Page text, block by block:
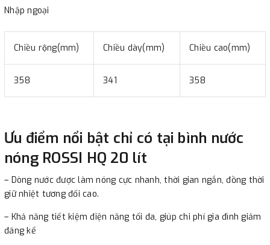
hoặc với những đơn đặt hàng ngoài nội thành Hà Nội.
- Sau khi có thông tin xác thực đã chuyển tiền của quý
khách, chúng tôi sẽ thực hiện đơn hàng theo yêu cầu.
Nhập ngoại
Chiều rộng(mm) Chiều dày(mm) Chiều cao(mm)
358 341 358
Ưu điểm nổi bật chỉ có tại bình nước
nóng ROSSI HQ 20 lít
– Dòng nước được làm nóng cực nhanh, thời gian ngắn, đồng thời
giữ nhiệt tương đối cao.
– Khả năng tiết kiệm điện năng tối đa, giúp chi phí gia đình giảm
đáng kể